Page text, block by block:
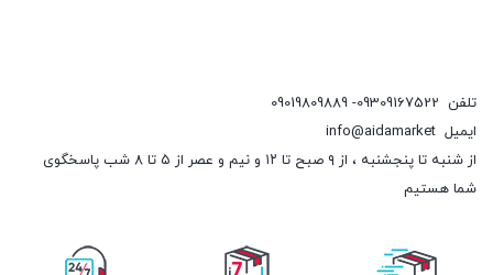
تلفن 09309167522- 09019809889
ایمیل info@aidamarket
از شنبه تا پنجشنبه ، از ۹ صبح تا ۱۲ و نیم و عصر از ۵ تا ۸ شب پاسخگوی
شما هستیم